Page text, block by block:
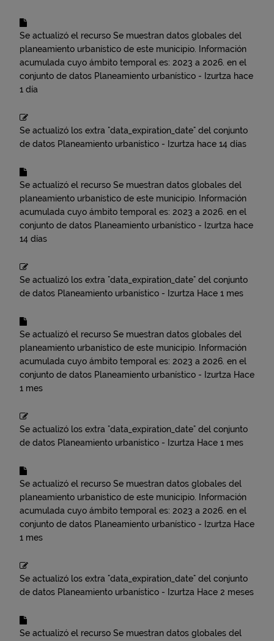
Se actualizó el recurso Se muestran datos globales del
planeamiento urbanístico de este municipio. Información
acumulada cuyo ámbito temporal es: 2023 a 2026. en el
conjunto de datos Planeamiento urbanístico - Izurtza hace
1 día
Se actualizó los extra "data_expiration_date" del conjunto
de datos Planeamiento urbanístico - Izurtza hace 14 días
Se actualizó el recurso Se muestran datos globales del
planeamiento urbanístico de este municipio. Información
acumulada cuyo ámbito temporal es: 2023 a 2026. en el
conjunto de datos Planeamiento urbanístico - Izurtza hace
14 días
Se actualizó los extra "data_expiration_date" del conjunto
de datos Planeamiento urbanístico - Izurtza Hace 1 mes
Se actualizó el recurso Se muestran datos globales del
planeamiento urbanístico de este municipio. Información
acumulada cuyo ámbito temporal es: 2023 a 2026. en el
conjunto de datos Planeamiento urbanístico - Izurtza Hace
1 mes
Se actualizó los extra "data_expiration_date" del conjunto
de datos Planeamiento urbanístico - Izurtza Hace 1 mes
Se actualizó el recurso Se muestran datos globales del
planeamiento urbanístico de este municipio. Información
acumulada cuyo ámbito temporal es: 2023 a 2026. en el
conjunto de datos Planeamiento urbanístico - Izurtza Hace
1 mes
Se actualizó los extra "data_expiration_date" del conjunto
de datos Planeamiento urbanístico - Izurtza Hace 2 meses
Se actualizó el recurso Se muestran datos globales del